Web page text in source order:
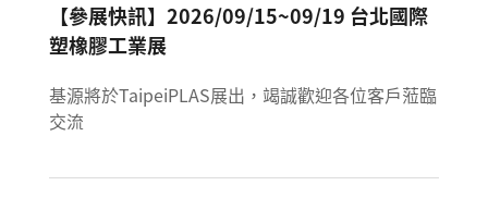
【參展快訊】2026/09/15~09/19 台北國際
塑橡膠工業展
基源將於TaipeiPLAS展出，竭誠歡迎各位客戶蒞臨
交流